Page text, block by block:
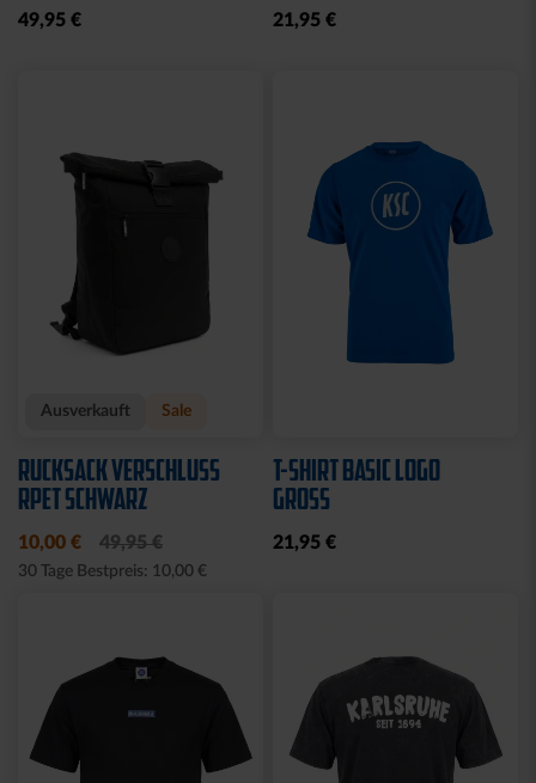
49,95 € 21,95 €
Ausverkauft Sale
RUCKSACK VERSCHLUSS
RPET SCHWARZ
10,00 € 49,95 €
30 Tage Bestpreis: 10,00 €
T-SHIRT BASIC LOGO
GROSS
21,95 €